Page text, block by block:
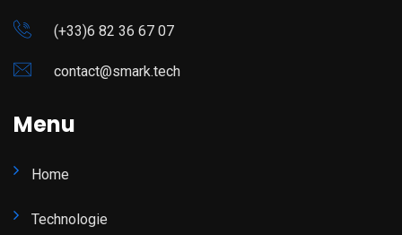
(+33)6 82 36 67 07
contact@smark.tech
Menu
Home
Technologie